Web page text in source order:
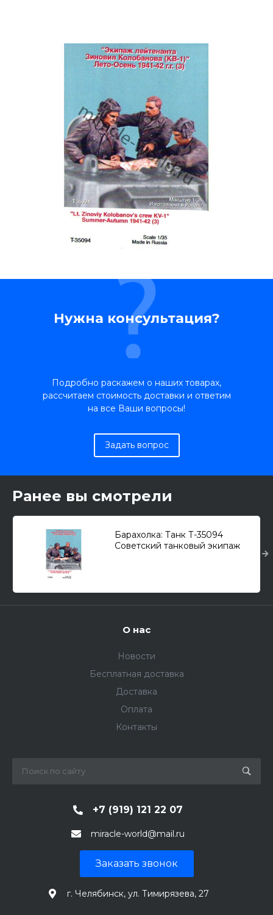
Нужна консультация?
Подробно раскажем о наших товарах,
рассчитаем стоимость доставки и ответим
на все Ваши вопросы!
Задать вопрос
Ранее вы смотрели
Барахолка: Танк Т-35094
Советский танковый экипаж
О нас
Новости
Бесплатная доставка
Доставка
Оплата
Контакты
+7 (919) 121 22 07
miracle-world@mail.ru
Заказать звонок
г. Челябинск, ул. Тимирязева, 27